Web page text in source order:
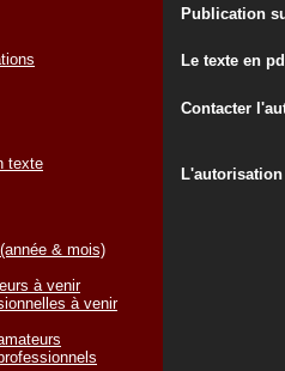
texte
& mois)
à venir
à venir
Publication
Le texte en
Contacter
L'autorisation